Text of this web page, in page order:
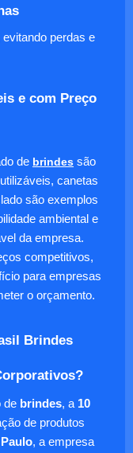
perdas e
e com Preço
de brindes são
canetas
são exemplos
ambiental e
da empresa.
competitivos,
para empresas
o orçamento.
Brindes
de brindes, a 10
de produtos
, a empresa